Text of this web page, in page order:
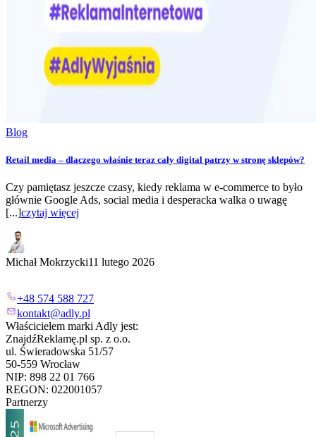
Blog
Retail media – dlaczego właśnie teraz cały digital patrzy w stronę sklepów?
Czy pamiętasz jeszcze czasy, kiedy reklama w e-commerce to było
głównie Google Ads, social media i desperacka walka o uwagę
[...]czytaj więcej
Michał Mokrzycki11 lutego 2026
+48 574 588 727
kontakt@adly.pl
Właścicielem marki Adly jest:
ZnajdźReklamę.pl sp. z o.o.
ul. Świeradowska 51/57
50-559 Wrocław
NIP: 898 22 01 766
REGON: 022001057
Partnerzy